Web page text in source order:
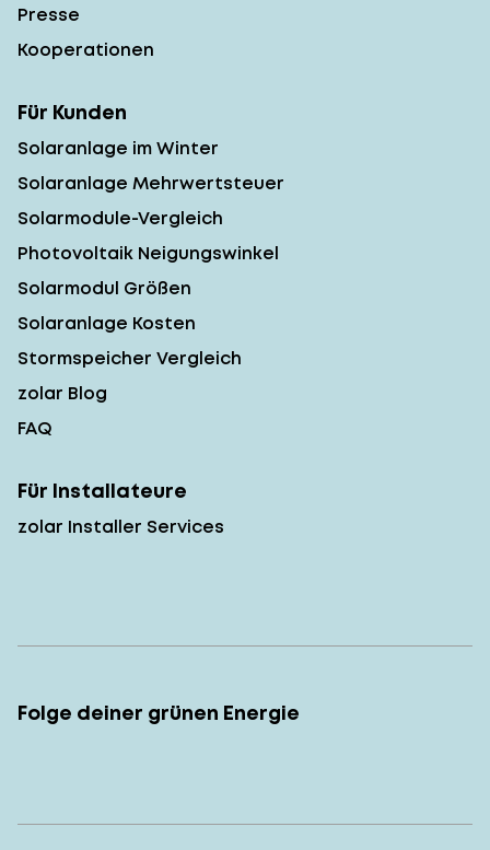
Presse
Kooperationen
Für Kunden
Solaranlage im Winter
Solaranlage Mehrwertsteuer
Solarmodule-Vergleich
Photovoltaik Neigungswinkel
Solarmodul Größen
Solaranlage Kosten
Stormspeicher Vergleich
zolar Blog
FAQ
Für Installateure
zolar Installer Services
Folge deiner grünen Energie